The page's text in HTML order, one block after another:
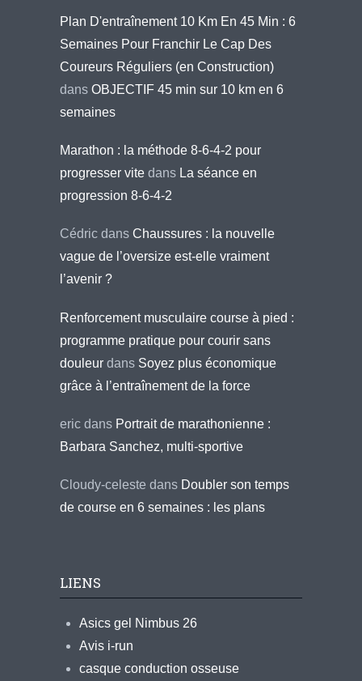
Plan D'entraînement 10 Km En 45 Min : 6
Semaines Pour Franchir Le Cap Des
Coureurs Réguliers (en Construction)
dans OBJECTIF 45 min sur 10 km en 6
semaines
Marathon : la méthode 8-6-4-2 pour
progresser vite dans La séance en
progression 8-6-4-2
Cédric dans Chaussures : la nouvelle
vague de l’oversize est-elle vraiment
l’avenir ?
Renforcement musculaire course à pied :
programme pratique pour courir sans
douleur dans Soyez plus économique
grâce à l’entraînement de la force
eric dans Portrait de marathonienne :
Barbara Sanchez, multi-sportive
Cloudy-celeste dans Doubler son temps
de course en 6 semaines : les plans
LIENS
Asics gel Nimbus 26
Avis i-run
casque conduction osseuse